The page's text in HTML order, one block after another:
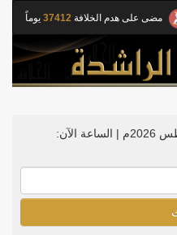
مضى على هدم الخلافة 37412 يوماً
الساعة الآن: